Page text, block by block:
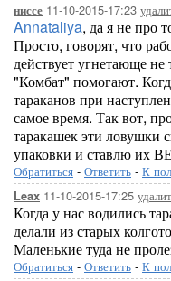
ниссе 11-10-2015-17:23
Annataliya, да я не про
Просто, говорят, что
действует угнетающе
"Комбат" помогают.
тараканов при
самое время. Так вот,
таракашек эти ловушки
упаковки и ставлю их
Обратиться - Ответить - К
Leax 11-10-2015-17:25
Когда у нас водились
делали из старых
Маленькие туда не
Обратиться - Ответить - К